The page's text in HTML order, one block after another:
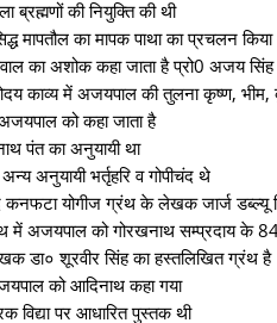
ब्रह्मणों की नियुक्ति की थी
मापतौल का मापक पाथा का प्रचलन
का अशोक कहा जाता है प्रो0 अजय
काव्य में अजयपाल की तुलना कृष्ण, भीम,
को कहा जाता है
पंत का अनुयायी था
अनुयायी भर्तृहरि व गोपीचंद थे
कनफटा योगीज ग्रंथ के लेखक जार्ज डब्ल्यू
अजयपाल को गोरखनाथ सम्प्रदाय के 84
डा० शूरवीर सिंह का हस्तलिखित ग्रंथ है
को आदिनाथ कहा गया
विद्या पर आधारित पुस्तक थी